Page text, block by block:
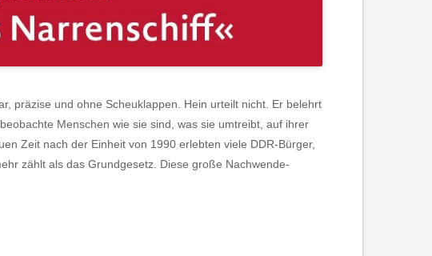
präzise und ohne Scheuklappen. Hein urteilt nicht. Er belehrt
Menschen wie sie sind, was sie umtreibt, auf ihrer
Zeit nach der Einheit von 1990 erlebten viele DDR-Bürger,
zählt als das Grundgesetz. Diese große Nachwende-